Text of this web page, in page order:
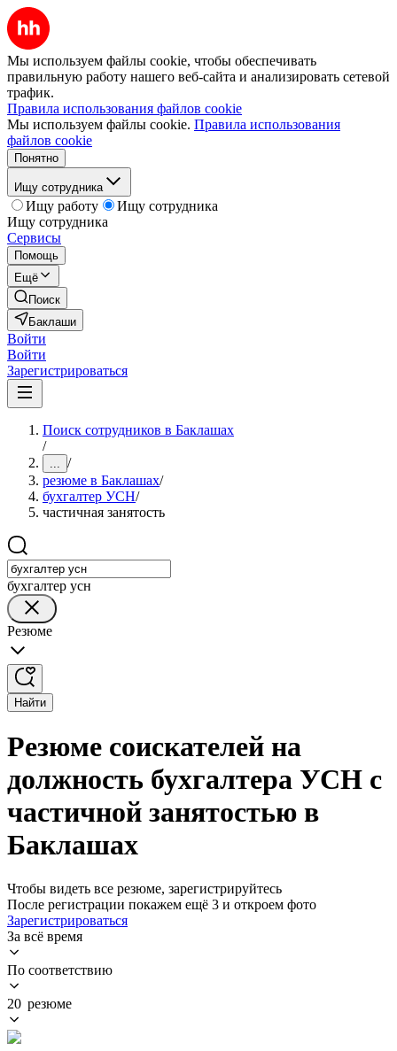
Мы используем файлы cookie, чтобы обеспечивать
правильную работу нашего веб-сайта и анализировать сетевой
трафик.
Правила использования файлов cookie
Мы используем файлы cookie. Правила использования
файлов cookie
Понятно
Ищу сотрудника
Ищу работу
Ищу сотрудника
Ищу сотрудника
Сервисы
Помощь
Ещё
Поиск
Баклаши
Войти
Войти
Зарегистрироваться
Поиск сотрудников в Баклашах
/
... /
резюме в Баклашах/
бухгалтер УСН/
частичная занятость
бухгалтер усн
Резюме
Найти
Резюме соискателей на
должность бухгалтера УСН с
частичной занятостью в
Баклашах
Чтобы видеть все резюме, зарегистрируйтесь
После регистрации покажем ещё 3 и откроем фото
Зарегистрироваться
За всё время
По соответствию
20 резюме